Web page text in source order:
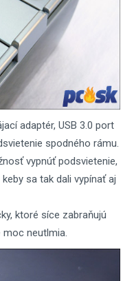
adaptér, USB 3.0 port
spodného rámu.
vypnúť podsvietenie,
sa tak dali vypínať aj
ktoré síce zabraňujú
moc neutlmia.